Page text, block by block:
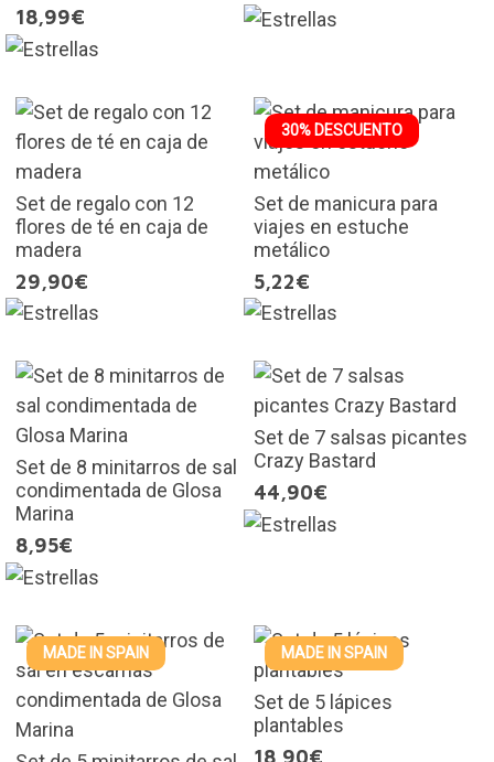
18,99€
Set de regalo con 12
flores de té en caja de
madera
29,90€
30% DESCUENTO
Set de manicura para
viajes en estuche
metálico
5,22€
Set de 8 minitarros de sal
condimentada de Glosa
Marina
8,95€
Set de 7 salsas picantes
Crazy Bastard
44,90€
MADE IN SPAIN MADE IN SPAIN
Set de 5 lápices
plantables
18,90€